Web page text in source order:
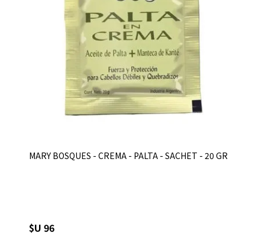
MARY BOSQUES - CREMA - PALTA - SACHET - 20 GR
$U 96